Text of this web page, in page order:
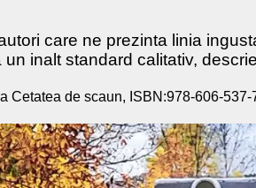
care ne prezinta linia
inalt standard calitativ,
Cetatea de scaun, ISBN:978-606-537-